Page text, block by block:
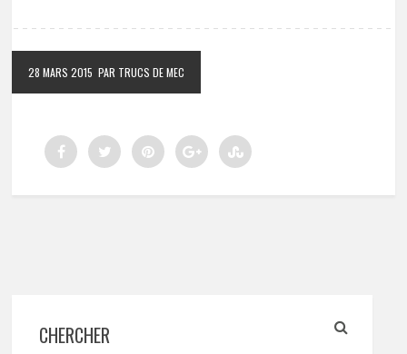
28 MARS 2015 PAR TRUCS DE MEC
CHERCHER